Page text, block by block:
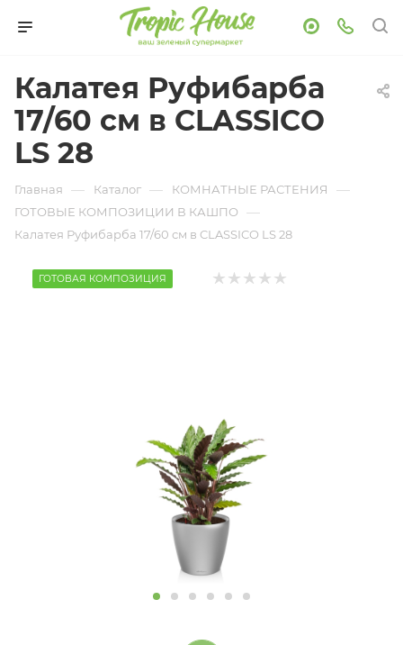
Калатея Руфибарба
17/60 см в CLASSICO
LS 28
Главная — Каталог — КОМНАТНЫЕ РАСТЕНИЯ —
ГОТОВЫЕ КОМПОЗИЦИИ В КАШПО —
Калатея Руфибарба 17/60 см в CLASSICO LS 28
ГОТОВАЯ КОМПОЗИЦИЯ